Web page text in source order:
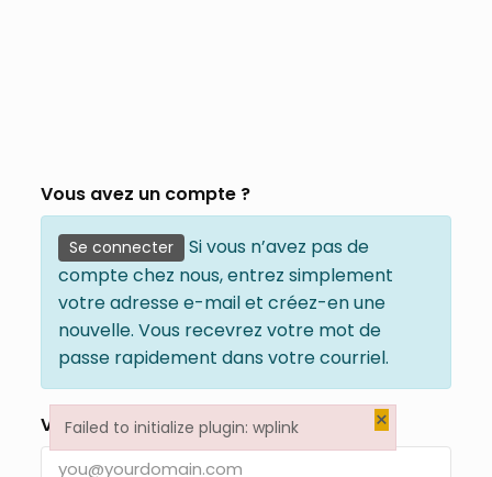
Vous avez un compte ?
Se connecter
Si vous n’avez pas de
compte chez nous, entrez simplement
votre adresse e-mail et créez-en une
nouvelle. Vous recevrez votre mot de
passe rapidement dans votre courriel.
Votre e-mail*
Failed to initialize plugin: wplink ×
Failed to initialize plugin: wplink